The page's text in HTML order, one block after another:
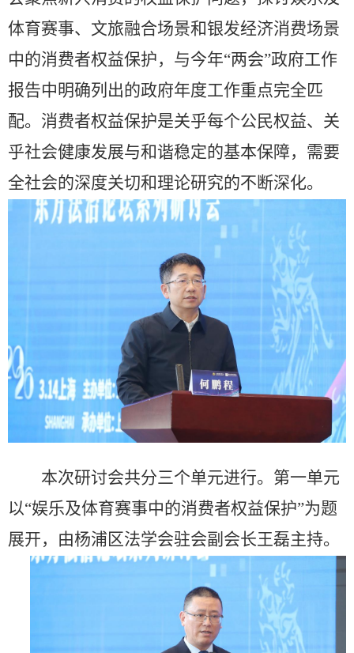
体育赛事、文旅融合场景和银发经济消费场景
中的消费者权益保护，与今年“两会”政府工作
报告中明确列出的政府年度工作重点完全匹
配。消费者权益保护是关乎每个公民权益、关
乎社会健康发展与和谐稳定的基本保障，需要
全社会的深度关切和理论研究的不断深化。
本次研讨会共分三个单元进行。第一单元
以“娱乐及体育赛事中的消费者权益保护”为题
展开，由杨浦区法学会驻会副会长王磊主持。